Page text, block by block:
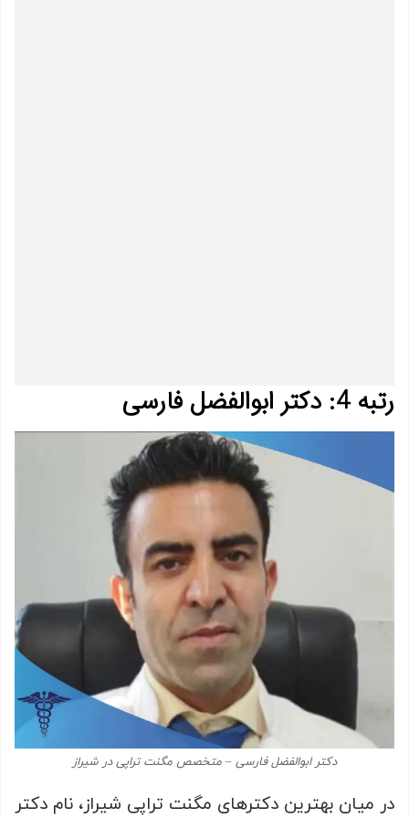
رتبه 4: دکتر ابوالفضل فارسی
دکتر ابوالفضل فارسی – متخصص مگنت تراپی در شیراز
در میان بهترین دکترهای مگنت تراپی شیراز، نام دکتر